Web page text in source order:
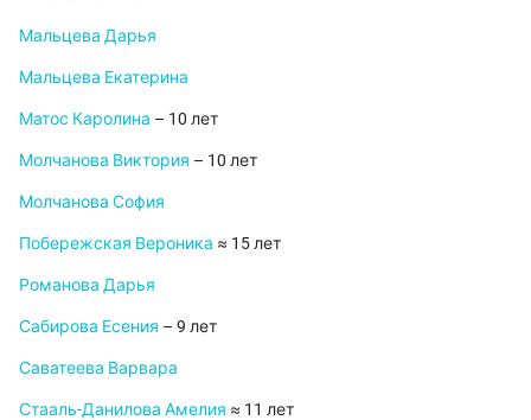
Мальцева Дарья
Мальцева Екатерина
Матос Каролина – 10 лет
Молчанова Виктория – 10 лет
Молчанова София
Побережская Вероника ≈ 15 лет
Романова Дарья
Сабирова Есения – 9 лет
Саватеева Варвара
Стааль-Данилова Амелия ≈ 11 лет